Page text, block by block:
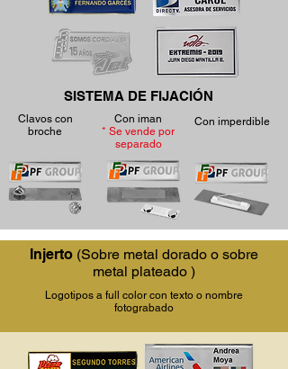
SISTEMA DE FIJACIÓN
Clavos con
broche
Con iman
* Se vende por
separado
Con imperdible
Injerto (Sobre metal dorado o sobre
metal plateado )
Logotipos a full color con texto o nombre
fotograbado